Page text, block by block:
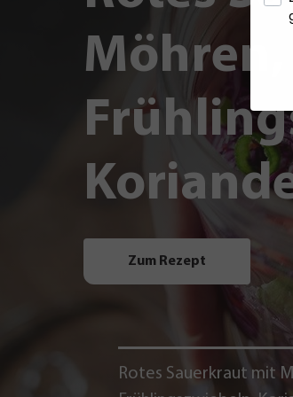
Möhren,
Zum Rezept
Rotes Sauerkraut mit